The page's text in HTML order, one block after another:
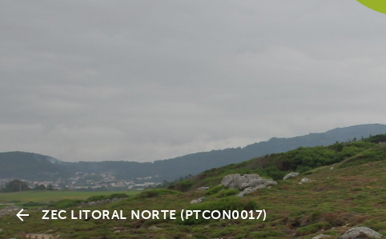
ZEC LITORAL NORTE (PTCON0017)